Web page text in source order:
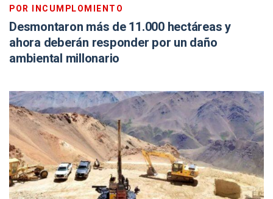
POR INCUMPLOMIENTO
Desmontaron más de 11.000 hectáreas y
ahora deberán responder por un daño
ambiental millonario